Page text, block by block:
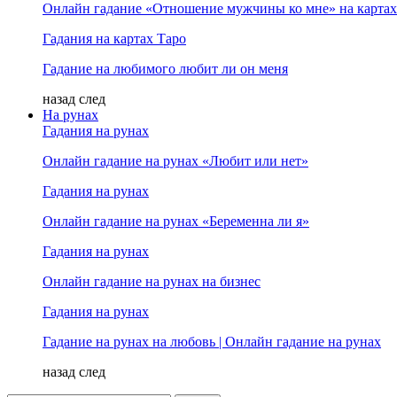
Онлайн гадание «Отношение мужчины ко мне» на
Гадания на картах Таро
Гадание на любимого любит ли он меня
назад след
На рунах
Гадания на рунах
Онлайн гадание на рунах «Любит или нет»
Гадания на рунах
Онлайн гадание на рунах «Беременна ли я»
Гадания на рунах
Онлайн гадание на рунах на бизнес
Гадания на рунах
Гадание на рунах на любовь | Онлайн гадание на рунах
назад след